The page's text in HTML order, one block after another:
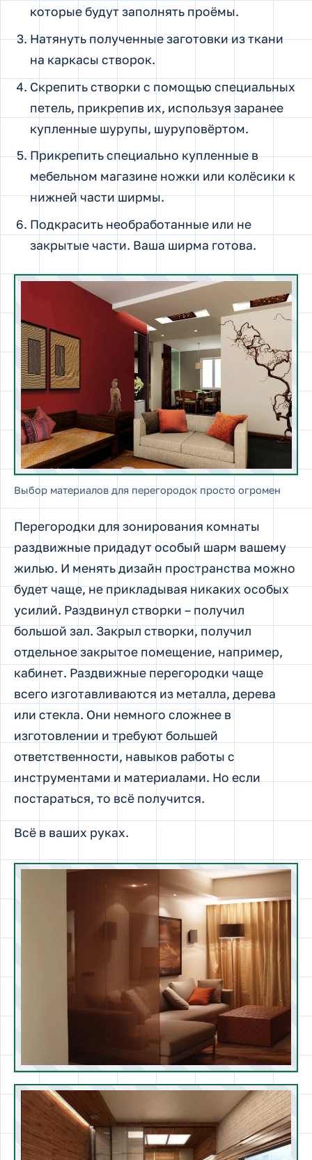
которые будут заполнять проёмы.
Натянуть полученные заготовки из ткани
на каркасы створок.
Скрепить створки с помощью специальных
петель, прикрепив их, используя заранее
купленные шурупы, шуруповёртом.
Прикрепить специально купленные в
мебельном магазине ножки или колёсики к
нижней части ширмы.
Подкрасить необработанные или не
закрытые части. Ваша ширма готова.
Выбор материалов для перегородок просто огромен
Перегородки для зонирования комнаты
раздвижные придадут особый шарм вашему
жилью. И менять дизайн пространства можно
будет чаще, не прикладывая никаких особых
усилий. Раздвинул створки – получил
большой зал. Закрыл створки, получил
отдельное закрытое помещение, например,
кабинет. Раздвижные перегородки чаще
всего изготавливаются из металла, дерева
или стекла. Они немного сложнее в
изготовлении и требуют большей
ответственности, навыков работы с
инструментами и материалами. Но если
постараться, то всё получится.
Всё в ваших руках.